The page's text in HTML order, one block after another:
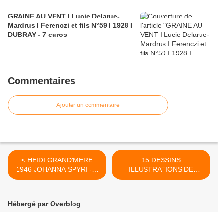
GRAINE AU VENT I Lucie Delarue-
Mardrus I Ferenczi et fils N°59 I 1928 I
DUBRAY - 7 euros
Commentaires
Ajouter un commentaire
< HEIDI GRAND'MERE
1946 JOHANNA SPYRI - 5
euros
15 DESSINS
ILLUSTRATIONS DE
MAROL 1977's & 1978's
Hébergé par Overblog